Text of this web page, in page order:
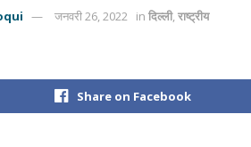
जनवरी 26, 2022 in दिल्ली,राष्ट्रीय
Share on Facebook